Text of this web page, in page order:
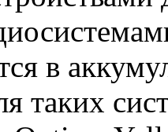
в
таких